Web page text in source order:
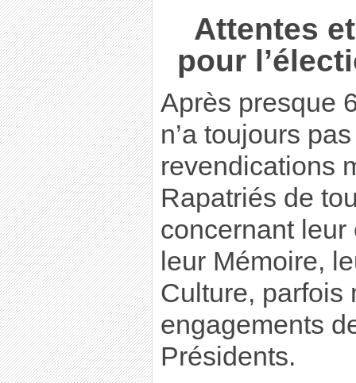
Attentes
pour
Après presque
n’a toujours
revendications
Rapatriés de
concernant
leur Mémoire,
Culture, parfois
engagements
Présidents.